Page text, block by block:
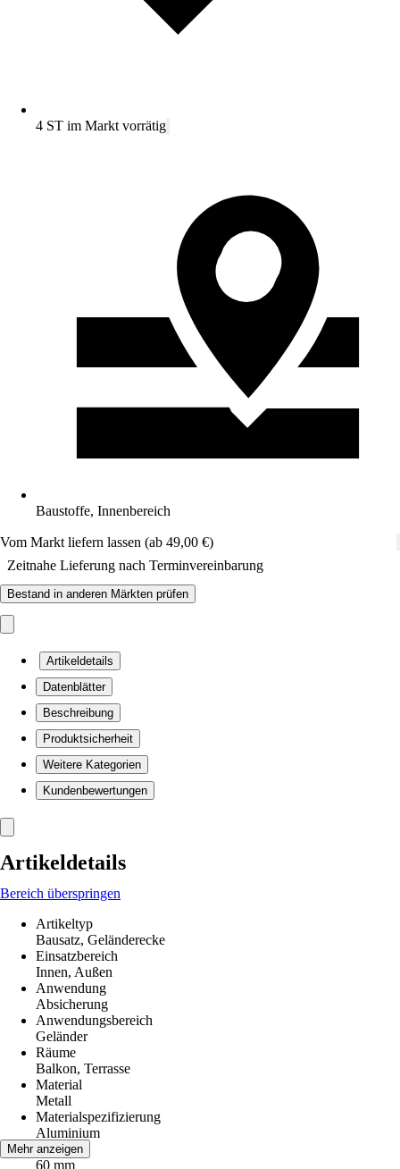
4 ST im Markt vorrätig
Baustoffe, Innenbereich
Vom Markt liefern lassen (ab 49,00 €)
Zeitnahe Lieferung nach Terminvereinbarung
Bestand in anderen Märkten prüfen
Artikeldetails
Datenblätter
Beschreibung
Produktsicherheit
Weitere Kategorien
Kundenbewertungen
Artikeldetails
Bereich überspringen
Artikeltyp
Bausatz, Geländerecke
Einsatzbereich
Innen, Außen
Anwendung
Absicherung
Anwendungsbereich
Geländer
Räume
Balkon, Terrasse
Material
Metall
Materialspezifizierung
Aluminium
Breite
60 mm
Mehr anzeigen